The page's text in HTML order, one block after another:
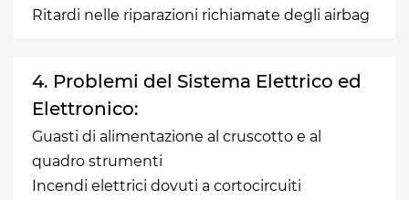
Ritardi nelle riparazioni richiamate degli airbag
4. Problemi del Sistema Elettrico ed
Elettronico:
Guasti di alimentazione al cruscotto e al
quadro strumenti
Incendi elettrici dovuti a cortocircuiti